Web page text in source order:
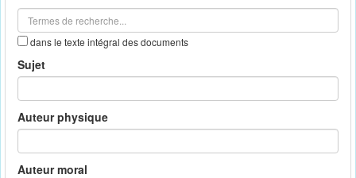
dans le texte intégral des documents
Sujet
Auteur physique
Auteur moral